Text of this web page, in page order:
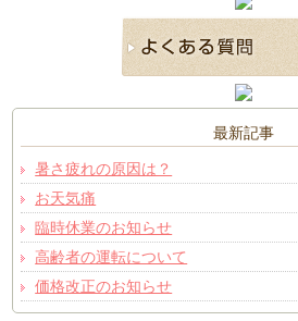
最新記事
暑さ疲れの原因は？
お天気痛
臨時休業のお知らせ
高齢者の運転について
価格改正のお知らせ